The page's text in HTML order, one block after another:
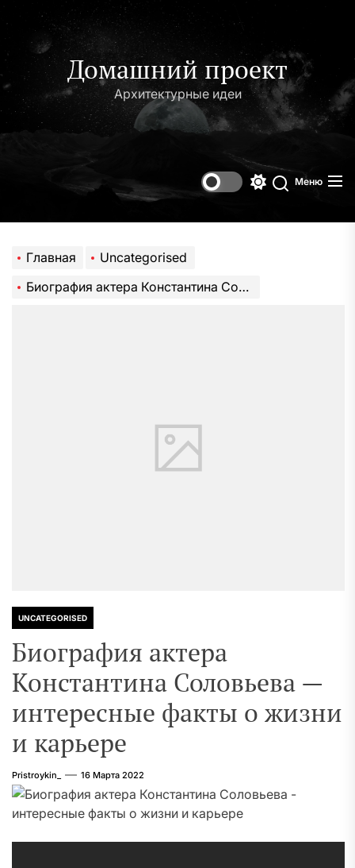
содержимому
Домашний проект
Архитектурные идеи
Поиск
Меню
Главная
Uncategorised
Биография актера Константина Соловьева — интересные факты о жизни и карьере
UNCATEGORISED
Биография актера
Константина Соловьева —
интересные факты о жизни
и карьере
Pristroykin_ 16 Марта 2022